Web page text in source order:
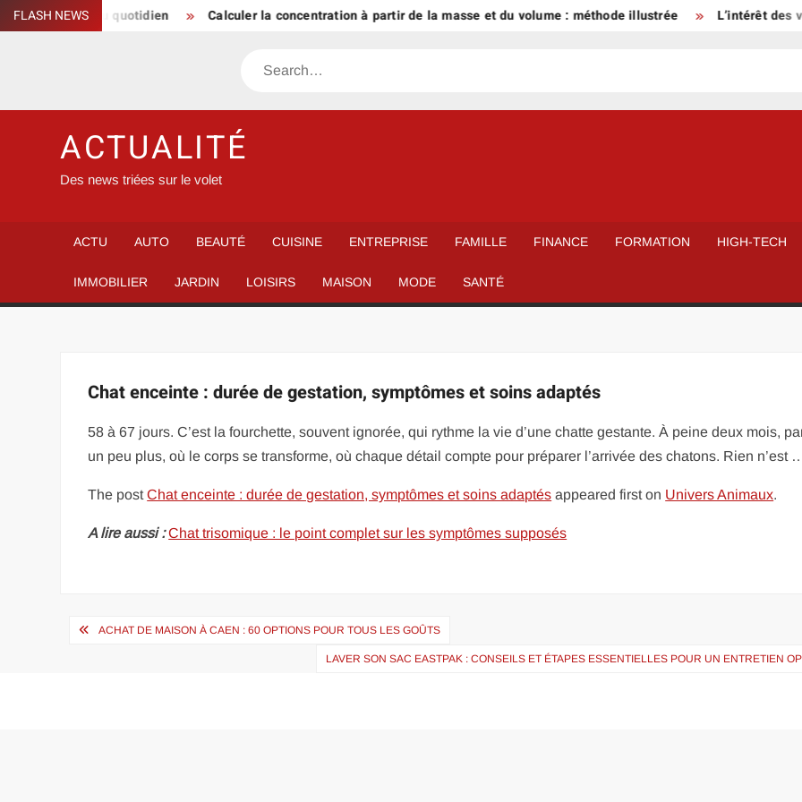
Skip
to
FLASH NEWS
de style au quotidien Calculer la concentration à partir de la masse et du volume : méthode illustrée L’intérêt des
Search
ACTUALITÉ
Des news triées sur le volet
ACTU AUTO BEAUTÉ CUISINE ENTREPRISE FAMILLE FINANCE FORMATION HIGH-TECH
IMMOBILIER JARDIN LOISIRS MAISON MODE SANTÉ
Chat enceinte : durée de gestation, symptômes et soins adaptés
58 à 67 jours. C’est la fourchette, souvent ignorée, qui rythme la vie d’une chatte gestante. À peine deux mois,
un peu plus, où le corps se transforme, où chaque détail compte pour préparer l’arrivée des chatons. Rien n’est
The postChat enceinte : durée de gestation, symptômes et soins adaptés appeared first on Univers Animaux.
A lire aussi : Chat trisomique : le point complet sur les symptômes supposés
Navigation
ACHAT DE MAISON À CAEN : 60 OPTIONS POUR TOUS LES GOÛTS
LAVER SON SAC EASTPAK : CONSEILS ET ÉTAPES ESSENTIELLES POUR UN ENTRETIEN